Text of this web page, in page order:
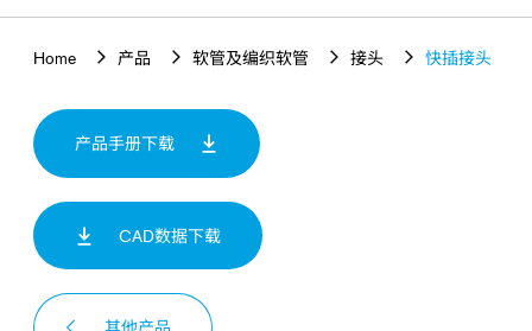
Home 产品 软管及编织软管 接头 快插接头
产品手册下载
CAD数据下载